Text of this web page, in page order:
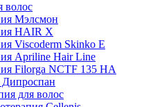
волос
Мэлсмон
HAIR X
Viscoderm Skinko E
Apriline Hair Line
Filorga NCTF 135 HA
для волос